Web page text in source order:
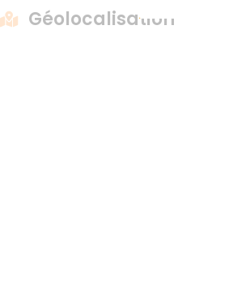
Géolocalisation